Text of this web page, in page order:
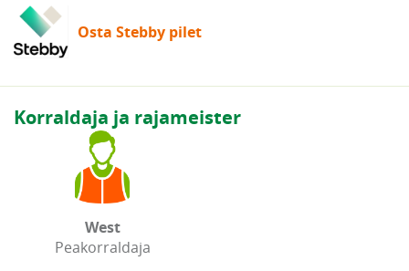
Osta Stebby pilet
Korraldaja ja rajameister
West
Peakorraldaja